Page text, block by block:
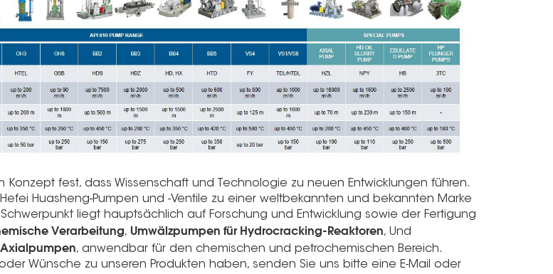
Konzept fest, dass Wissenschaft und Technologie zu neuen Entwicklungen führen.
Huasheng-Pumpen und -Ventile zu einer weltbekannten und bekannten Marke
liegt hauptsächlich auf Forschung und Entwicklung sowie der Fertigung
Verarbeitung, Umwälzpumpen für Hydrocracking-Reaktoren, Und
, anwendbar für den chemischen und petrochemischen Bereich.
Wünsche zu unseren Produkten haben, senden Sie uns bitte eine E-Mail oder